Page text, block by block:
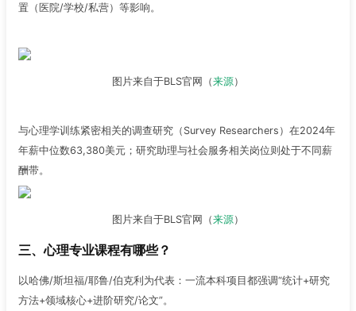
置（医院/学校/私营）等影响。
图片来自于BLS官网（来源）
与心理学训练紧密相关的调查研究（Survey Researchers）在2024年
年薪中位数63,380美元；研究助理与社会服务相关岗位则处于不同薪
酬带。
图片来自于BLS官网（来源）
三、心理专业课程有哪些？
以哈佛/斯坦福/耶鲁/伯克利为代表：一流本科项目都强调“统计+研究
方法+领域核心+进阶研究/论文”。